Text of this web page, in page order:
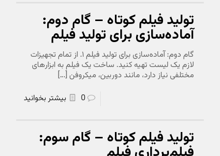
تولید فیلم کوتاه – گام دوم:
آماده‌سازی برای تولید فیلم
گام دوم: آماده‌سازی برای تولید فیلم ۱. از تمام تجهیزات
لازم یک لیست تهیه کنید. ساخت یک فیلم به ابزارهای
مختلفی نیاز دارد، مانند دوربین، میکروفن […]
0
بیشتر بخوانید
تولید فیلم کوتاه – گام سوم: